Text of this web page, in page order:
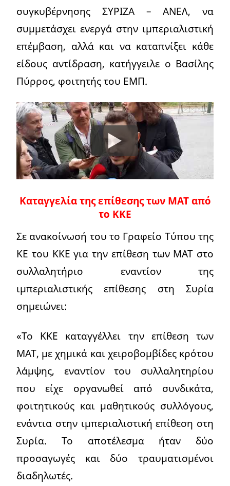
συγκυβέρνησης ΣΥΡΙΖΑ – ΑΝΕΛ, να
συμμετάσχει ενεργά στην ιμπεριαλιστική
επέμβαση, αλλά και να καταπνίξει κάθε
είδους αντίδραση, κατήγγειλε ο Βασίλης
Πύρρος, φοιτητής του ΕΜΠ.
Καταγγελία της επίθεσης των ΜΑΤ από
το ΚΚΕ
Σε ανακοίνωσή του το Γραφείο Τύπου της
ΚΕ του ΚΚΕ για την επίθεση των ΜΑΤ στο
συλλαλητήριο εναντίον της
ιμπεριαλιστικής επίθεσης στη Συρία
σημειώνει:
«Το ΚΚΕ καταγγέλλει την επίθεση των
ΜΑΤ, με χημικά και χειροβομβίδες κρότου
λάμψης, εναντίον του συλλαλητηρίου
που είχε οργανωθεί από συνδικάτα,
φοιτητικούς και μαθητικούς συλλόγους,
ενάντια στην ιμπεριαλιστική επίθεση στη
Συρία. Το αποτέλεσμα ήταν δύο
προσαγωγές και δύο τραυματισμένοι
διαδηλωτές.